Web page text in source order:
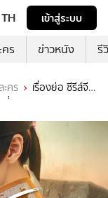
TH
เข้าสู่ระบบ
คร ข่าวหนัง รี
ะคร
เรื่องย่อ ซีรีส์จีน
TrueID